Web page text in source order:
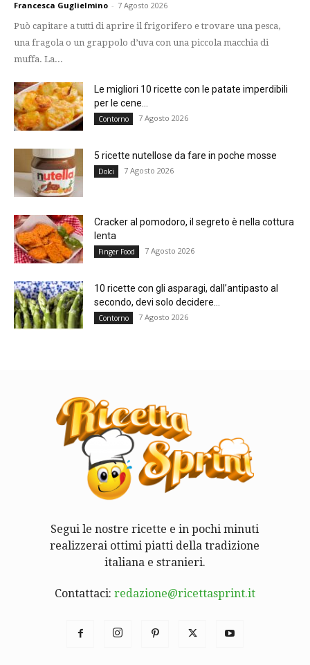
Francesca Guglielmino - 7 Agosto 2026
Può capitare a tutti di aprire il frigorifero e trovare una pesca,
una fragola o un grappolo d’uva con una piccola macchia di
muffa. La...
Le migliori 10 ricette con le patate imperdibili
per le cene...
Contorno 7 Agosto 2026
5 ricette nutellose da fare in poche mosse
Dolci 7 Agosto 2026
Cracker al pomodoro, il segreto è nella cottura
lenta
Finger Food 7 Agosto 2026
10 ricette con gli asparagi, dall’antipasto al
secondo, devi solo decidere...
Contorno 7 Agosto 2026
Segui le nostre ricette e in pochi minuti
realizzerai ottimi piatti della tradizione
italiana e stranieri.
Contattaci: redazione@ricettasprint.it